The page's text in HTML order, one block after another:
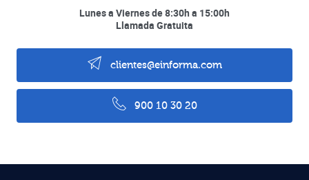
Lunes a Viernes de 8:30h a 15:00h
Llamada Gratuita
clientes@einforma.com
900 10 30 20